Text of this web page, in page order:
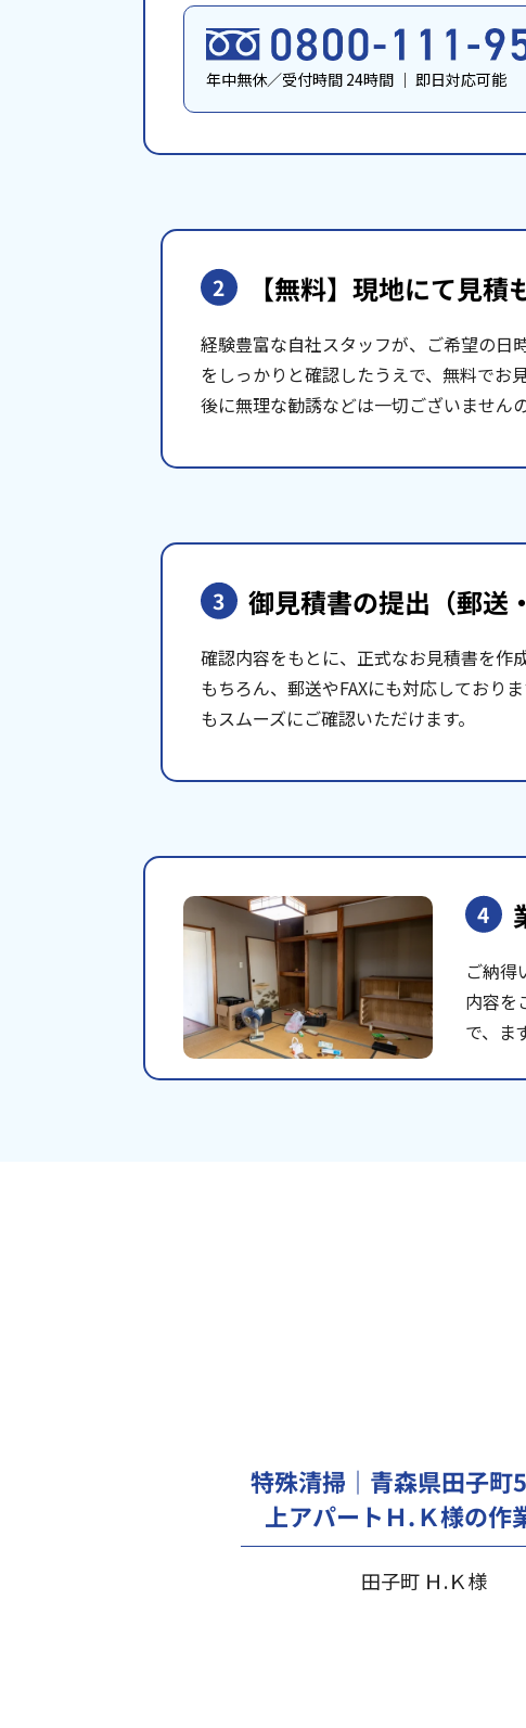
年中無休／受付時間 24時間 ｜ 即日対応可能
2 【無料】現地にて見積
経験豊富な自社スタッフが、ご希望の日
をしっかりと確認したうえで、無料でお
後に無理な勧誘などは一切ございません
3 御見積書の提出 （郵送
確認内容をもとに、正式なお見積書を作
もちろん、郵送やFAXにも対応しており
もスムーズにご確認いただけます。
4
ご納得
内容を
で、ま
特殊清掃｜青森県田子町
上アパートＨ.Ｋ様の作
田子町 Ｈ.Ｋ様